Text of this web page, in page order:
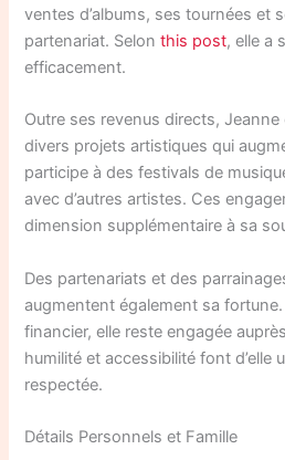
ventes d’albums, ses tournées et
partenariat. Selonthis post, elle a
efficacement.
Outre ses revenus directs,
divers projets artistiques qui
participe à des festivals de
avec d’autres artistes. Ces
dimension supplémentaire à sa
Des partenariats et des
augmentent également sa
financier, elle reste engagée
humilité et accessibilité font d’elle
respectée.
Détails Personnels et Famille